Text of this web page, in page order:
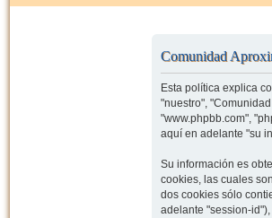
Comunidad
Esta política explica
"nuestro",
"www.phpbb.com",
aquí en adelante "su
Su información es
cookies, las cuales
dos cookies sólo
adelante "session-